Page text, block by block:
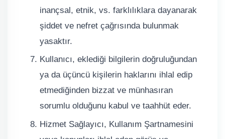
inançsal, etnik, vs. farklılıklara dayanarak
şiddet ve nefret çağrısında bulunmak
yasaktır.
Kullanıcı, eklediği bilgilerin doğruluğundan
ya da üçüncü kişilerin haklarını ihlal edip
etmediğinden bizzat ve münhasıran
sorumlu olduğunu kabul ve taahhüt eder.
Hizmet Sağlayıcı, Kullanım Şartnamesini